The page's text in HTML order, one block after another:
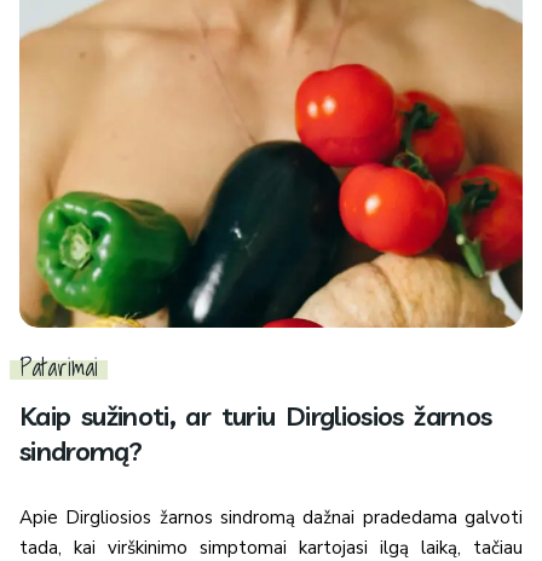
Patarimai
Kaip sužinoti, ar turiu Dirgliosios žarnos
sindromą?
Apie Dirgliosios žarnos sindromą dažnai pradedama galvoti
tada, kai virškinimo simptomai kartojasi ilgą laiką, tačiau